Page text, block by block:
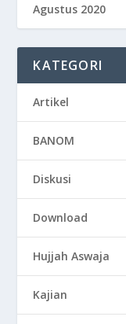
Agustus 2020
KATEGORI
Artikel
BANOM
Diskusi
Download
Hujjah Aswaja
Kajian